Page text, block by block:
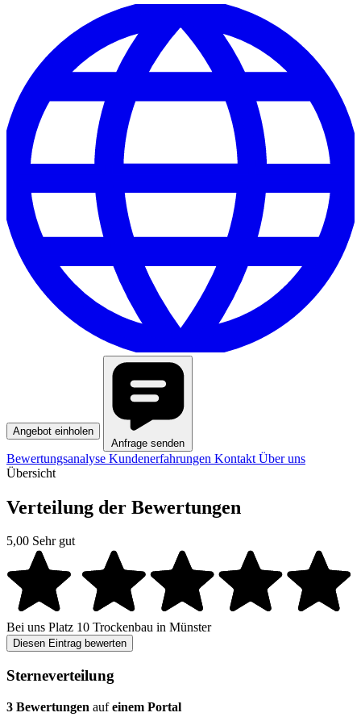
Angebot einholen
Anfrage senden
Bewertungsanalyse Kundenerfahrungen Kontakt Über uns
Übersicht
Verteilung der Bewertungen
5,00 Sehr gut
Bei uns Platz 10 Trockenbau in Münster
Diesen Eintrag bewerten
Sterneverteilung
3 Bewertungen aufeinem Portal